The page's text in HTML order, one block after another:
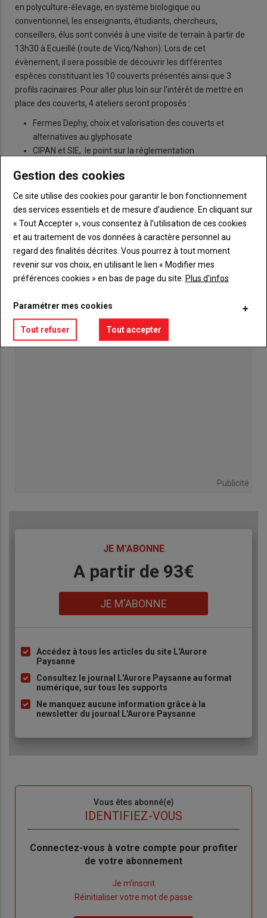
en polyculture-élevage, en système biologique ou
conventionnel, les enseignants, étudiants, chercheurs,
conseillers, élus sont conviés à une visite de terrain à partir de
13h30 à Ecueillé (route de Vicq/Nahon). Lors de cet
évènement, il sera possible de découvrir les différentes
espèces constituant les 10 couverts présentés ainsi que 3
profils racinaires. Pour aller plus loin sur l’intérêt de mettre en
place des couverts, 4 ateliers seront proposés :
Fermes Dephy, choix et valorisation des couverts et
alternatives au glyphosate
CIPAN et SIE, le point sur la réglementation
ACTUALITÉS CULTURES & VIGNE
Publicité
JE M'ABONNE
A partir de 93€
JE M'ABONNE
Liste
puce
Accédez à tous les articles du site L'Aurore
Paysanne
Consultez le journal L'Aurore Paysanne au format
numérique, sur tous les supports
Ne manquez aucune information grâce à la
newsletter du journal L'Aurore Paysanne
Vous êtes abonné(e)
IDENTIFIEZ-VOUS
Body
Connectez-vous à votre compte pour profiter
de votre abonnement
Je m'inscrit
Réinitialiser votre mot de passe
Gestion des cookies
Ce site utilise des cookies pour garantir le bon fonctionnement
des services essentiels et de mesure d’audience. En cliquant sur
« Tout Accepter », vous consentez à l’utilisation de ces cookies
et au traitement de vos données à caractère personnel au
regard des finalités décrites. Vous pourrez à tout moment
revenir sur vos choix, en utilisant le lien « Modifier mes
préférences cookies » en bas de page du site. Plus d'infos
Paramétrer mes cookies
Tout refuser Tout accepter